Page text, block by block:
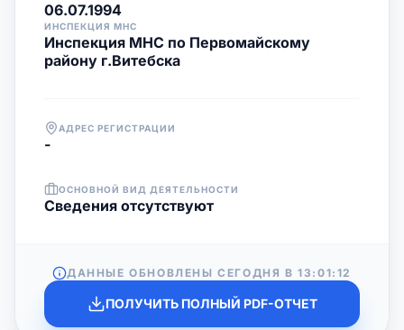
06.07.1994
ИНСПЕКЦИЯ МНС
Инспекция МНС по Первомайскому
району г.Витебска
АДРЕС РЕГИСТРАЦИИ
-
ОСНОВНОЙ ВИД ДЕЯТЕЛЬНОСТИ
Cведения отсутствуют
ДАННЫЕ ОБНОВЛЕНЫ СЕГОДНЯ В13:01:12
ПОЛУЧИТЬ ПОЛНЫЙ PDF-ОТЧЕТ